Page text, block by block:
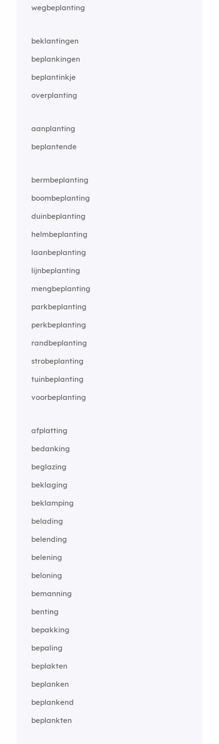
wegbeplanting
beklantingen
beplankingen
beplantinkje
overplanting
aanplanting
beplantende
bermbeplanting
boombeplanting
duinbeplanting
helmbeplanting
laanbeplanting
lijnbeplanting
mengbeplanting
parkbeplanting
perkbeplanting
randbeplanting
strobeplanting
tuinbeplanting
voorbeplanting
afplatting
bedanking
beglazing
beklaging
beklamping
belading
belending
belening
beloning
bemanning
benting
bepakking
bepaling
beplakten
beplanken
beplankend
beplankten